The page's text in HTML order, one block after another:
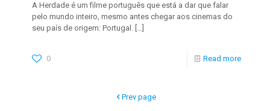
A Herdade é um filme português que está a dar que falar
pelo mundo inteiro, mesmo antes chegar aos cinemas do
seu país de origem: Portugal. […]
0 Read more
Prev page